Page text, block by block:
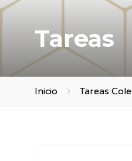
Tareas
Inicio Tareas